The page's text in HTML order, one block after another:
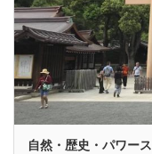
自然・歴史・パワー